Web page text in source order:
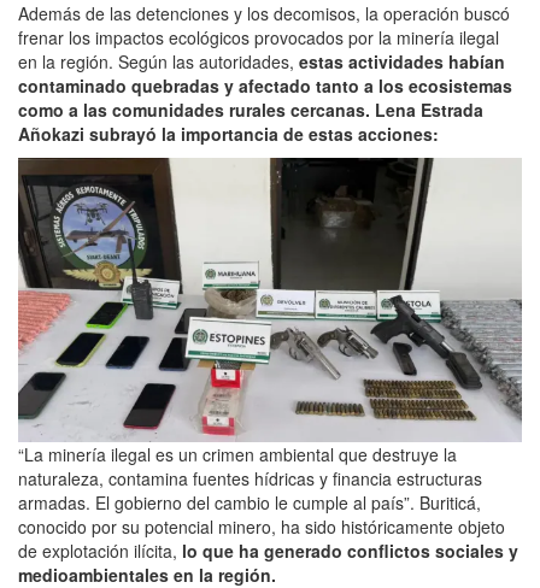
Además de las detenciones y los decomisos, la operación buscó
frenar los impactos ecológicos provocados por la minería ilegal
en la región. Según las autoridades, estas actividades habían
contaminado quebradas y afectado tanto a los ecosistemas
como a las comunidades rurales cercanas. Lena Estrada
Añokazi subrayó la importancia de estas acciones:
“La minería ilegal es un crimen ambiental que destruye la
naturaleza, contamina fuentes hídricas y financia estructuras
armadas. El gobierno del cambio le cumple al país”. Buriticá,
conocido por su potencial minero, ha sido históricamente objeto
de explotación ilícita, lo que ha generado conflictos sociales y
medioambientales en la región.